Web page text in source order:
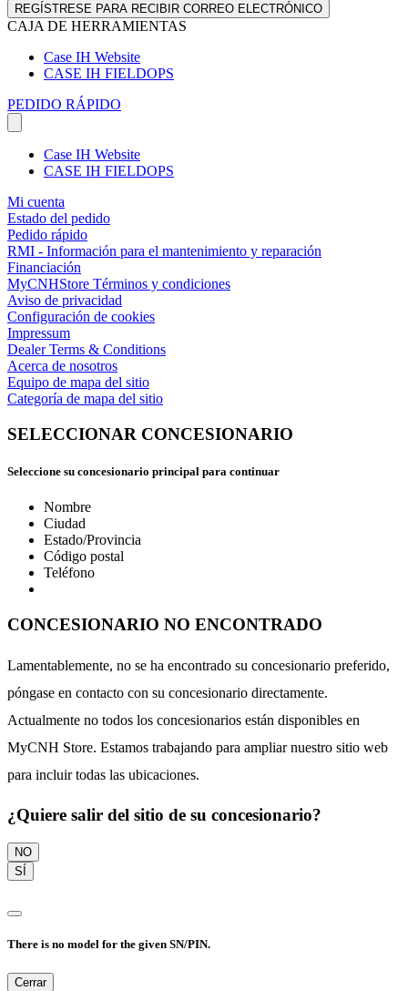
REGÍSTRESE PARA RECIBIR CORREO ELECTRÓNICO
CAJA DE HERRAMIENTAS
Case IH Website
CASE IH FIELDOPS
PEDIDO RÁPIDO
Case IH Website
CASE IH FIELDOPS
Mi cuenta
Estado del pedido
Pedido rápido
RMI - Información para el mantenimiento y reparación
Financiación
MyCNHStore Términos y condiciones
Aviso de privacidad
Configuración de cookies
Impressum
Dealer Terms & Conditions
Acerca de nosotros
Equipo de mapa del sitio
Categoría de mapa del sitio
SELECCIONAR CONCESIONARIO
Seleccione su concesionario principal para continuar
Nombre
Ciudad
Estado/Provincia
Código postal
Teléfono
CONCESIONARIO NO ENCONTRADO
Lamentablemente, no se ha encontrado su concesionario preferido,
póngase en contacto con su concesionario directamente.
Actualmente no todos los concesionarios están disponibles en
MyCNH Store. Estamos trabajando para ampliar nuestro sitio web
para incluir todas las ubicaciones.
¿Quiere salir del sitio de su concesionario?
NO
SÍ
There is no model for the given SN/PIN.
Cerrar